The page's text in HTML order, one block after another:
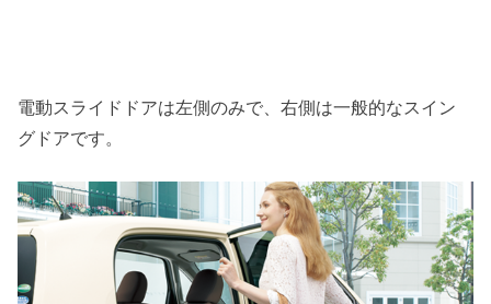
電動スライドドアは左側のみで、右側は一般的なスイン
グドアです。